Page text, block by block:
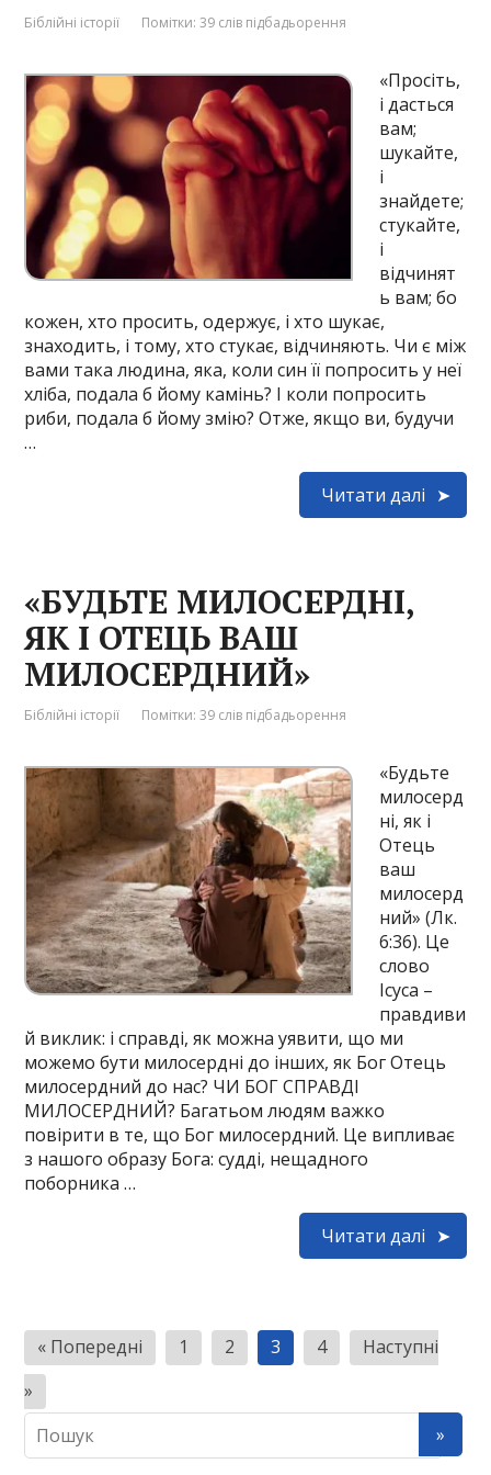
Біблійні історії Помітки:39 слів підбадьорення
«Просіть,
і дасться
вам;
шукайте,
і
знайдете;
стукайте,
і
відчинят
ь вам; бо
кожен, хто просить, одержує, і хто шукає,
знаходить, і тому, хто стукає, відчиняють. Чи є між
вами така людина, яка, коли син її попросить у неї
хліба, подала б йому камінь? І коли попросить
риби, подала б йому змію? Отже, якщо ви, будучи
…
Читати далі
«БУДЬТЕ МИЛОСЕРДНІ,
ЯК І ОТЕЦЬ ВАШ
МИЛОСЕРДНИЙ»
Біблійні історії Помітки:39 слів підбадьорення
«Будьте
милосерд
ні, як і
Отець
ваш
милосерд
ний» (Лк.
6:36). Це
слово
Ісуса –
правдиви
й виклик: і справді, як можна уявити, що ми
можемо бути милосердні до інших, як Бог Отець
милосердний до нас? ЧИ БОГ СПРАВДІ
МИЛОСЕРДНИЙ? Багатьом людям важко
повірити в те, що Бог милосердний. Це випливає
з нашого образу Бога: судді, нещадного
поборника …
Читати далі
Н
а
в
і
« Попередні 1 2 3 4
Наступні
»